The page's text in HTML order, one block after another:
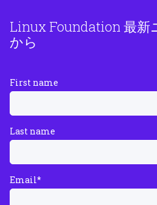
Linux Foundation 最新
から
First name
Last name
Email*